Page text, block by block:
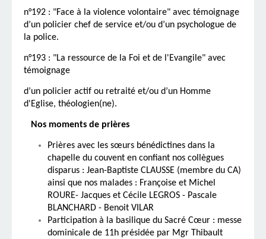
n°192 : "Face à la violence volontaire" avec témoignage
d’un policier chef de service et/ou d’un psychologue de
la police.
n°193 : "La ressource de la Foi et de l'Evangile" avec
témoignage
d’un policier actif ou retraité et/ou d’un Homme
d'Eglise, théologien(ne).
Nos moments de prières
Prières avec les sœurs bénédictines dans la
chapelle du couvent en confiant nos collègues
disparus : Jean-Baptiste CLAUSSE (membre du CA)
ainsi que nos malades : Françoise et Michel
ROURE- Jacques et Cécile LEGROS - Pascale
BLANCHARD - Benoit VILAR
Participation à la basilique du Sacré Cœur : messe
dominicale de 11h présidée par Mgr Thibault